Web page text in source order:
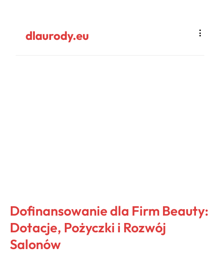
dlaurody.eu
Dofinansowanie dla Firm Beauty:
Dotacje, Pożyczki i Rozwój
Salonów